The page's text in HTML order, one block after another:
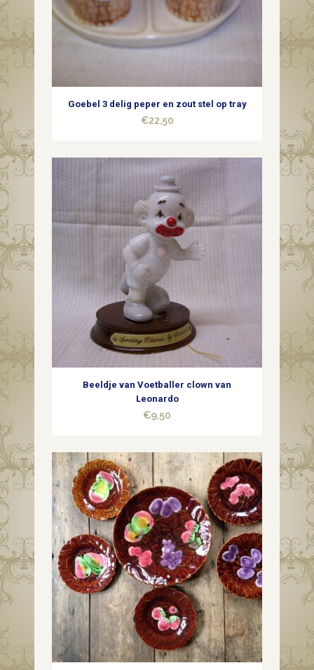
Goebel 3 delig peper en zout stel op tray
€22,50
Beeldje van Voetballer clown van
Leonardo
€9,50